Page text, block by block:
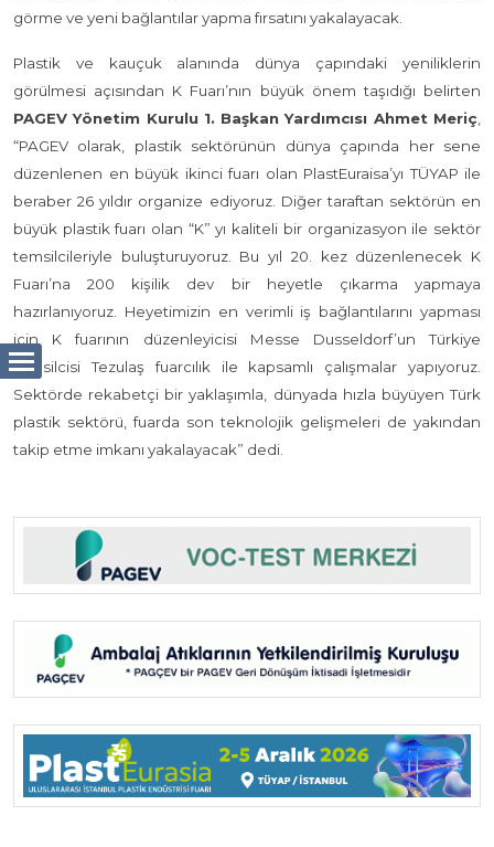
görme ve yeni bağlantılar yapma fırsatını yakalayacak.
Plastik ve kauçuk alanında dünya çapındaki yeniliklerin
görülmesi açısından K Fuarı’nın büyük önem taşıdığı belirten
PAGEV Yönetim Kurulu 1. Başkan Yardımcısı Ahmet Meriç
“PAGEV olarak, plastik sektörünün dünya çapında her sene
düzenlenen en büyük ikinci fuarı olan PlastEuraisa’yı TÜYAP ile
beraber 26 yıldır organize ediyoruz. Diğer taraftan sektörün en
büyük plastik fuarı olan “K” yı kaliteli bir organizasyon ile sektör
temsilcileriyle buluşturuyoruz. Bu yıl 20. kez düzenlenecek K
Fuarı’na 200 kişilik dev bir heyetle çıkarma yapmaya
hazırlanıyoruz. Heyetimizin en verimli iş bağlantılarını yapması
için K fuarının düzenleyicisi Messe Dusseldorf’un Türkiye
temsilcisi Tezulaş fuarcılık ile kapsamlı çalışmalar yapıyoruz.
Sektörde rekabetçi bir yaklaşımla, dünyada hızla büyüyen Türk
plastik sektörü, fuarda son teknolojik gelişmeleri de yakından
takip etme imkanı yakalayacak” dedi.